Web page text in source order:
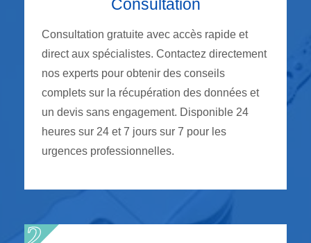
Consultation
Consultation gratuite avec accès rapide et
direct aux spécialistes. Contactez directement
nos experts pour obtenir des conseils
complets sur la récupération des données et
un devis sans engagement. Disponible 24
heures sur 24 et 7 jours sur 7 pour les
urgences professionnelles.